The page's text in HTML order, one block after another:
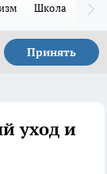
Школа
Принять
уход и